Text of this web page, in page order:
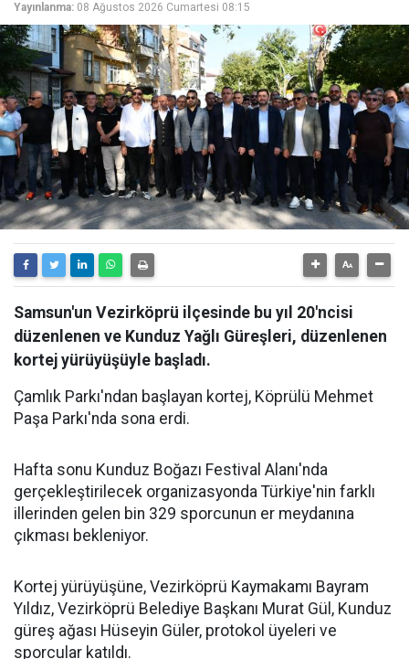
Yayınlanma: 08 Ağustos 2026 Cumartesi 08:15
Samsun'un Vezirköprü ilçesinde bu yıl 20'ncisi
düzenlenen ve Kunduz Yağlı Güreşleri, düzenlenen
kortej yürüyüşüyle başladı.
Çamlık Parkı'ndan başlayan kortej, Köprülü Mehmet
Paşa Parkı'nda sona erdi.
Hafta sonu Kunduz Boğazı Festival Alanı'nda
gerçekleştirilecek organizasyonda Türkiye'nin farklı
illerinden gelen bin 329 sporcunun er meydanına
çıkması bekleniyor.
Kortej yürüyüşüne, Vezirköprü Kaymakamı Bayram
Yıldız, Vezirköprü Belediye Başkanı Murat Gül, Kunduz
güreş ağası Hüseyin Güler, protokol üyeleri ve
sporcular katıldı.